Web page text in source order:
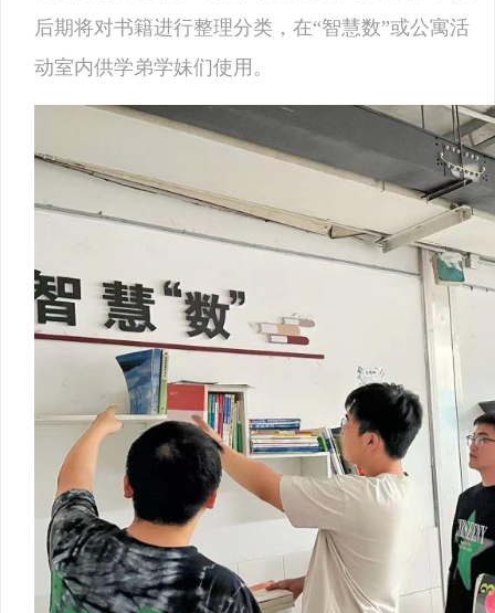
后期将对书籍进行整理分类，在“智慧数”或公寓活
动室内供学弟学妹们使用。